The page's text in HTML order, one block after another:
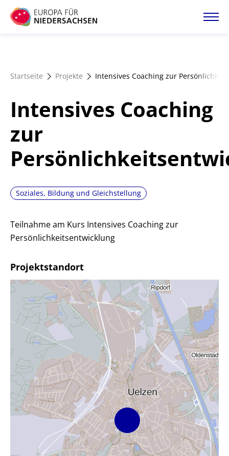
Direkt
zum
Förderangebote
Magazin
Startseite Projekte Intensives Coaching zur
Intensives Coaching
zur
Soziales, Bildung und Gleichstellung
Teilnahme am Kurs Intensives Coaching zur
Persönlichkeitsentwicklung
Projektstandort